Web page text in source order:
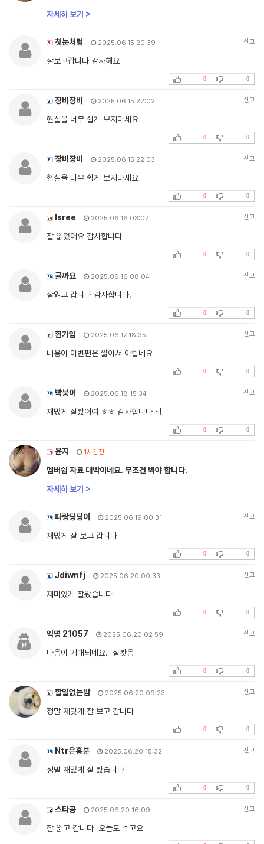
자세히 보기 >
첫눈처럼 2025.06.15 20:39 신고
잘보고갑니다 감사해요
0 0
장비장비 2025.06.15 22:02 신고
현실을 너무 쉽게 보지마세요
0 0
장비장비 2025.06.15 22:03 신고
현실을 너무 쉽게 보지마세요
0 0
Isree 2025.06.16 03:07 신고
잘 읽었어요 감사합니다
0 0
귤까요 2025.06.16 08:04 신고
잘읽고 갑니다 감사합니다.
0 0
횐가입 2025.06.17 18:35 신고
내용이 이번편은 짧아서 아쉽네요
0 0
빡붕이 2025.06.18 15:34 신고
재밌게 잘봤어여 ㅎㅎ 감사합니다 ~!
0 0
윤지 1시간전
멤버쉽 자료 대박이네요. 무조건 봐야 합니다.
자세히 보기 >
파랑딩딩이 2025.06.19 00:31 신고
재밌게 잘 보고 갑니다
0 0
Jdiwnfj 2025.06.20 00:33 신고
재미있게 잘봤습니다
0 0
익명 21057 2025.06.20 02:59 신고
다음이 기대되네요. 잘봣음
0 0
할일없는밤 2025.06.20 09:23 신고
정말 재밋게 잘 보고 갑니다
0 0
Ntr은흥분 2025.06.20 15:32 신고
정말 재밌게 잘 봤습니다
0 0
스타공 2025.06.20 16:09 신고
잘 읽고 갑니다 오늘도 수고요